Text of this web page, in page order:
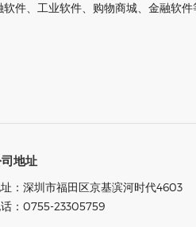
件、工业软件、购物商城、金融软
地址
：深圳市福田区京基滨河时代4603